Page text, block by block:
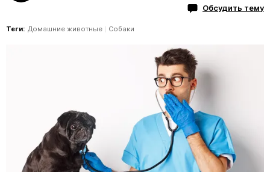
Обсудить тему
Теги: Домашние животные Собаки